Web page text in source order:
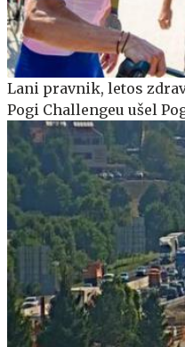
Lani pravnik, letos
Pogi Challengeu ušel